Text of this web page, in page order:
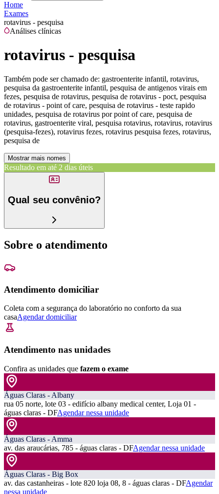
Home
Exames
rotavirus - pesquisa
Análises clínicas
rotavirus - pesquisa
Também pode ser chamado de: gastroenterite infantil, rotavirus,
pesquisa da gastroenterite infantil, pesquisa de antigenos virais em
fezes, pesquisa de rotavirus, pesquisa de rotavirus - poct, pesquisa
de rotavirus - point of care, pesquisa de rotavirus - teste rapido
unidades, pesquisa de rotavirus por point of care, pesquisa de
rotavirus, gastroenterite viral, pesquisa rotavirus, rotavirus, rotavirus
(pesquisa-fezes), rotavirus fezes, rotavirus pesquisa fezes, rotavirus,
pesquisa de
Mostrar mais nomes
Resultado em até 2 dias úteis
Qual seu convênio?
Sobre o atendimento
Atendimento domiciliar
Coleta com a segurança do laboratório no conforto da sua
casaAgendar domiciliar
Atendimento nas unidades
Confira as unidades que fazem o exame
Águas Claras - Albany
rua 05 norte, lote 03 - edifício albany medical center, Loja 01 -
águas claras - DFAgendar nessa unidade
Águas Claras - Amma
av. das araucárias, 785 - águas claras - DFAgendar nessa unidade
Águas Claras - Big Box
av. das castanheiras - lote 820 loja 08, 8 - águas claras - DFAgendar
nessa unidade